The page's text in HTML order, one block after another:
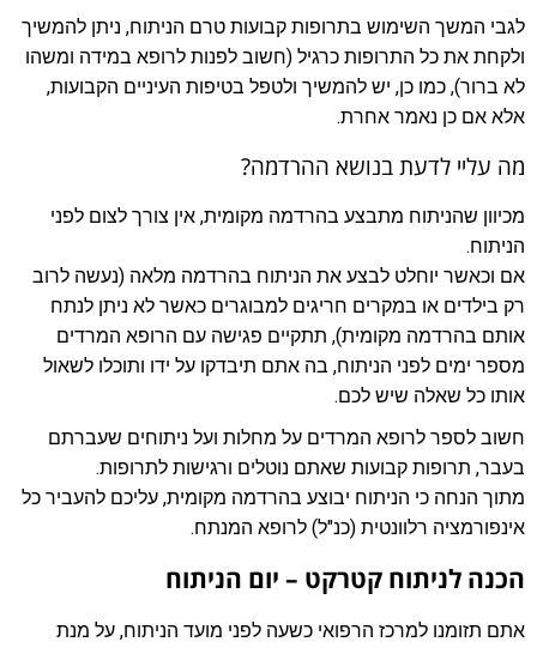
לגבי המשך השימוש בתרופות קבועות טרם הניתוח, ניתן להמשיך
ולקחת את כל התרופות כרגיל (חשוב לפנות לרופא במידה ומשהו
לא ברור), כמו כן, יש להמשיך ולטפל בטיפות העיניים הקבועות,
אלא אם כן נאמר אחרת.
מה עליי לדעת בנושא ההרדמה?
מכיוון שהניתוח מתבצע בהרדמה מקומית, אין צורך לצום לפני
הניתוח.
אם וכאשר יוחלט לבצע את הניתוח בהרדמה מלאה (נעשה לרוב
רק בילדים או במקרים חריגים למבוגרים כאשר לא ניתן לנתח
אותם בהרדמה מקומית), תתקיים פגישה עם הרופא המרדים
מספר ימים לפני הניתוח, בה אתם תיבדקו על ידו ותוכלו לשאול
אותו כל שאלה שיש לכם.
חשוב לספר לרופא המרדים על מחלות ועל ניתוחים שעברתם
בעבר, תרופות קבועות שאתם נוטלים ורגישות לתרופות.
מתוך הנחה כי הניתוח יבוצע בהרדמה מקומית, עליכם להעביר כל
אינפורמציה רלוונטית (כנ"ל) לרופא המנתח.
הכנה לניתוח קטרקט – יום הניתוח
אתם תזומנו למרכז הרפואי כשעה לפני מועד הניתוח, על מנת